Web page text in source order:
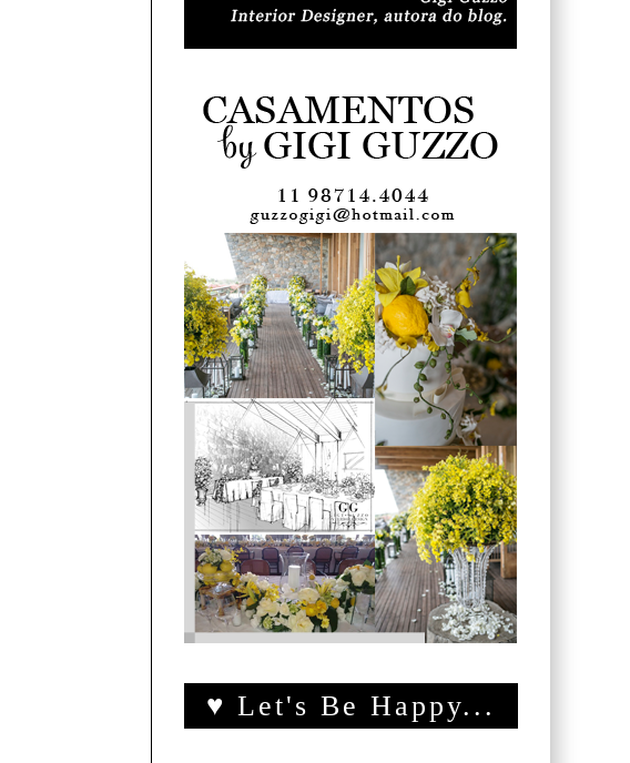
♥ Let's Be Happy...